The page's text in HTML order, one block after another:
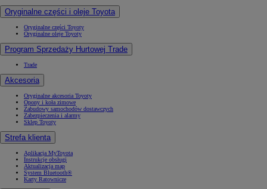
Oryginalne części i oleje Toyota
Oryginalne części Toyoty
Oryginalne oleje Toyoty
Program Sprzedaży Hurtowej Trade
Trade
Akcesoria
Oryginalne akcesoria Toyoty
Opony i koła zimowe
Zabudowy samochodów dostawczych
Zabezpieczenia i alarmy
Sklep Toyoty
Strefa klienta
Aplikacja MyToyota
Instrukcje obsługi
Aktualizacja map
System Bluetooth®
Karty Ratownicze